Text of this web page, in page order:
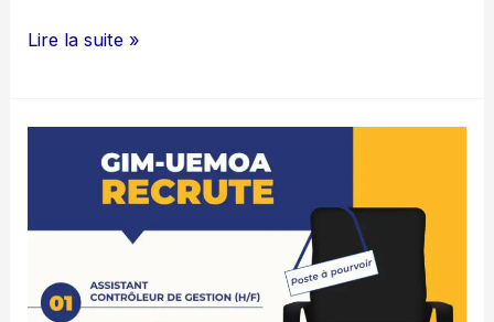
RESULTATS
LOTERIE
AMERICAINE
Lire la suite »